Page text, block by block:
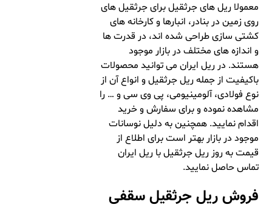
معمولا ریل های جرثقیل برای جرثقیل های
روی زمین در بنادر، انبارها و کارخانه های
کشتی سازی طراحی شده اند، در قدرت ها
و اندازه های مختلف در بازار موجود
هستند. در ریل ایران می توانید محصولات
باکیفیت از جمله ریل جرثقیل و انواع آن از
نوع فولادی، آلومینیومی، پی وی سی و … را
مشاهده نموده و برای سفارش و خرید
اقدام نمایید. همچنین به دلیل نوسانات
موجود در بازار بهتر است برای اطلاع از
قیمت به روز ریل جرثقیل با ریل ایران
تماس حاصل نمایید.
فروشریل جرثقیل سقفی